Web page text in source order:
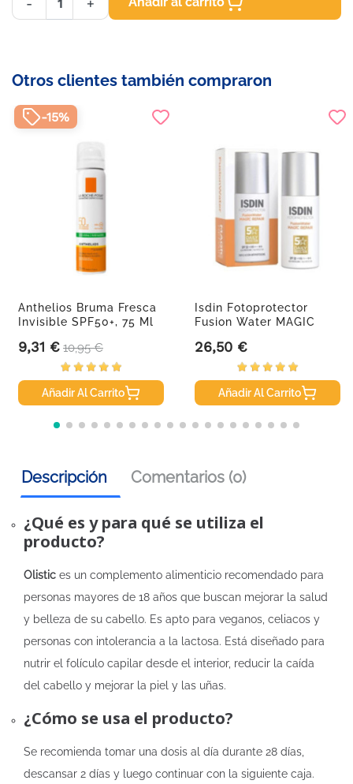
- +
Otros clientes también compraron
Anthelios Bruma Fresca
Invisible SPF50+, 75 Ml
Precio
9,31 € Precio base
10,95 €
Añadir Al Carrito
-15%
Isdin Fotoprotector
Fusion Water MAGIC
Precio
26,50 €
Añadir Al Carrito
Descripción Comentarios (0)
¿Qué es y para qué se utiliza el
producto?
Olistic es un complemento alimenticio recomendado para
personas mayores de 18 años que buscan mejorar la salud
y belleza de su cabello. Es apto para veganos, celiacos y
personas con intolerancia a la lactosa. Está diseñado para
nutrir el folículo capilar desde el interior, reducir la caída
del cabello y mejorar la piel y las uñas.
¿Cómo se usa el producto?
Se recomienda tomar una dosis al día durante 28 días,
descansar 2 días y luego continuar con la siguiente caja.